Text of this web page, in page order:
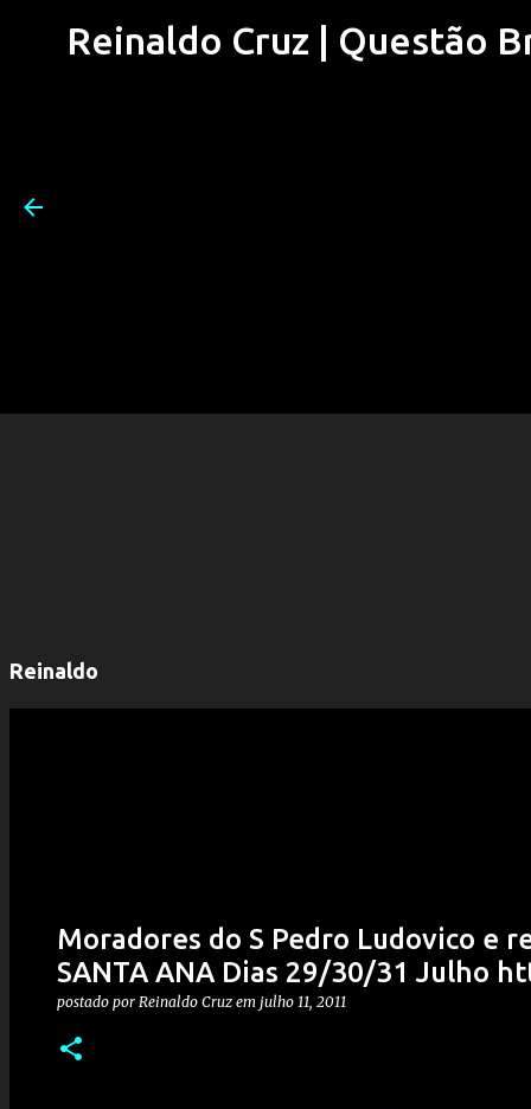
Reinaldo Cruz | Questão
Reinaldo
Moradores do S Pedro Ludovico e
SANTA ANA Dias 29/30/31 Julho
postado por Reinaldo Cruz em julho 11, 2011